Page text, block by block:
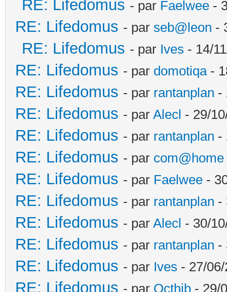
RE: Lifedomus - par Faelwee -
RE: Lifedomus - par seb@leon -
RE: Lifedomus - par Ives - 14/
RE: Lifedomus - par domotiqa-
RE: Lifedomus - par rantanplan -
RE: Lifedomus - par Alecl - 29/
RE: Lifedomus - par rantanplan -
RE: Lifedomus - par com@home
RE: Lifedomus - par Faelwee -
RE: Lifedomus - par rantanplan -
RE: Lifedomus - par Alecl - 30/
RE: Lifedomus - par rantanplan -
RE: Lifedomus - par Ives - 27/
RE: Lifedomus - par Octhib - 29/